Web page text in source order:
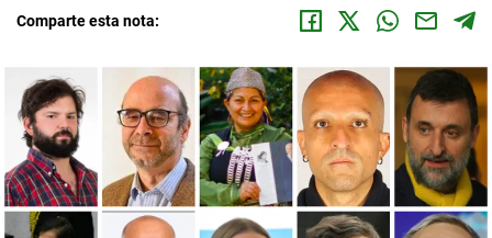
Comparte esta nota: